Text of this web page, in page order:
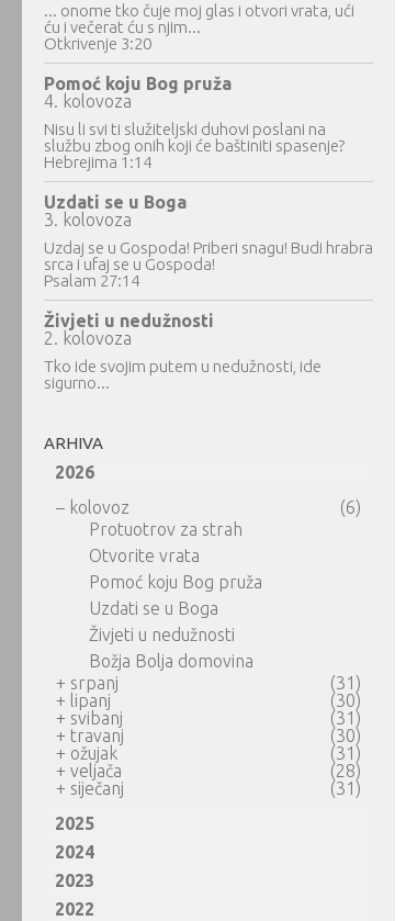
... onome tko čuje moj glas i otvori vrata, ući
ću i večerat ću s njim...
Otkrivenje 3:20
Pomoć koju Bog pruža
4. kolovoza
Nisu li svi ti služiteljski duhovi poslani na
službu zbog onih koji će baštiniti spasenje?
Hebrejima 1:14
Uzdati se u Boga
3. kolovoza
Uzdaj se u Gospoda! Priberi snagu! Budi hrabra
srca i ufaj se u Gospoda!
Psalam 27:14
Živjeti u nedužnosti
2. kolovoza
Tko ide svojim putem u nedužnosti, ide
sigurno...
ARHIVA
2026
– kolovoz
(6)
Protuotrov za strah
Otvorite vrata
Pomoć koju Bog pruža
Uzdati se u Boga
Živjeti u nedužnosti
Božja Bolja domovina
+ srpanj
(31)
+ lipanj
(30)
+ svibanj
(31)
+ travanj
(30)
+ ožujak
(31)
+ veljača
(28)
+ siječanj
(31)
2025
2024
2023
2022